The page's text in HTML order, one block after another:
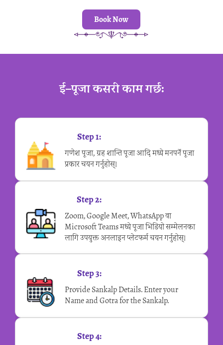
Book Now
ई–पूजा कसरी काम गर्छ:
Step 1:
गणेश पूजा, ग्रह शान्ति पूजा आदि मध्ये मनपर्ने पूजा
प्रकार चयन गर्नुहोस्।
Step 2:
Zoom, Google Meet, WhatsApp वा
Microsoft Teams मध्ये पूजा भिडियो सम्मेलनका
लागि उपयुक्त अनलाइन प्लेटफर्म चयन गर्नुहोस्।
Step 3:
Provide Sankalp Details. Enter your
Name and Gotra for the Sankalp.
Step 4: